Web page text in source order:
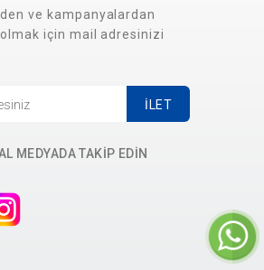
ve kampanyalardan
için mail adresinizi
İLET
MEDYADA TAKİP EDİN